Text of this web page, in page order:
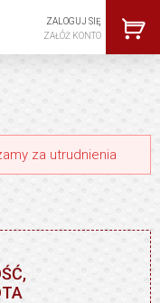
ZALOGUJ SIĘ
ZAŁÓŻ KONTO
za utrudnienia